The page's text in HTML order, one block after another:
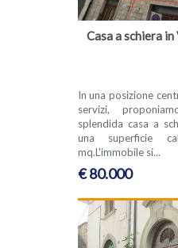
Casa a schiera
In una posizione
servizi,
splendida casa a
una superficie
mq.L'immobile si...
€ 80.000